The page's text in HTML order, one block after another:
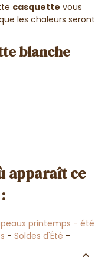
casquette vous
les chaleurs seront
blanche
apparaît ce
printemps - été
- Soldes d'Été -